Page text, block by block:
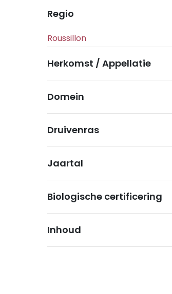
Regio
Herkomst / Appellatie
Domein
Druivenras
Jaartal
Biologische certificering
Inhoud